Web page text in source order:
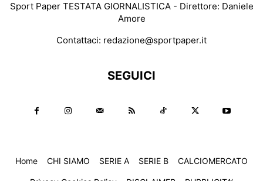
Sport Paper TESTATA GIORNALISTICA - Direttore: Daniele
Amore
Contattaci: redazione@sportpaper.it
SEGUICI
Home CHI SIAMO SERIE A SERIE B CALCIOMERCATO